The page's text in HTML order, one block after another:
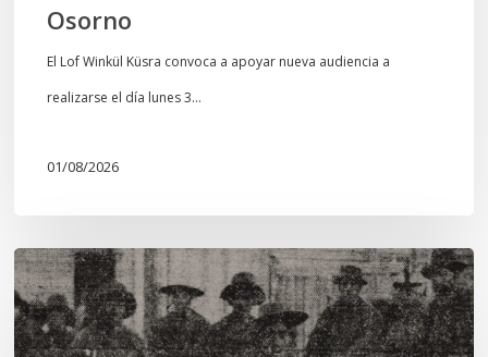
Osorno
El Lof Winkül Küsra convoca a apoyar nueva audiencia a
realizarse el día lunes 3…
01/08/2026
Chawrakawin:
Palimpsesto
explora